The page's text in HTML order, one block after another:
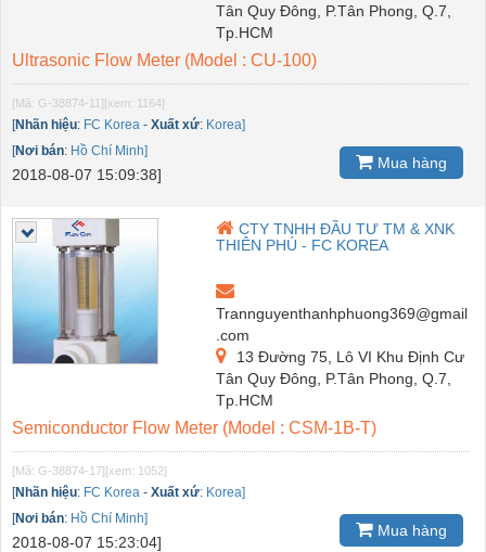
Tân Quy Đông, P.Tân Phong, Q.7,
Tp.HCM
Ultrasonic Flow Meter (Model : CU-100)
[Mã: G-38874-11][xem: 1164]
[Nhãn hiệu: FC Korea - Xuất xứ: Korea]
[Nơi bán: Hồ Chí Minh]
2018-08-07 15:09:38]
Mua hàng
CTY TNHH ĐẦU TƯ TM & XNK
THIÊN PHÚ - FC KOREA
Trannguyenthanhphuong369@gmail
.com
13 Đường 75, Lô VI Khu Định Cư
Tân Quy Đông, P.Tân Phong, Q.7,
Tp.HCM
Semiconductor Flow Meter (Model : CSM-1B-T)
[Mã: G-38874-17][xem: 1052]
[Nhãn hiệu: FC Korea - Xuất xứ: Korea]
[Nơi bán: Hồ Chí Minh]
2018-08-07 15:23:04]
Mua hàng